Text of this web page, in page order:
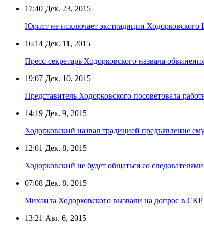
17:40 Дек. 23, 2015
Юрист не исключает экстрадиции
16:14 Дек. 11, 2015
Пресс-секретарь Ходорковского назвала
19:07 Дек. 10, 2015
Представитель Ходорковского посоветовала
14:19 Дек. 9, 2015
Ходорковский назвал традицией предъявление
12:01 Дек. 8, 2015
Ходорковский не будет общаться со
07:08 Дек. 8, 2015
Михаила Ходорковского вызвали на допрос в СКР
13:21 Авг. 6, 2015